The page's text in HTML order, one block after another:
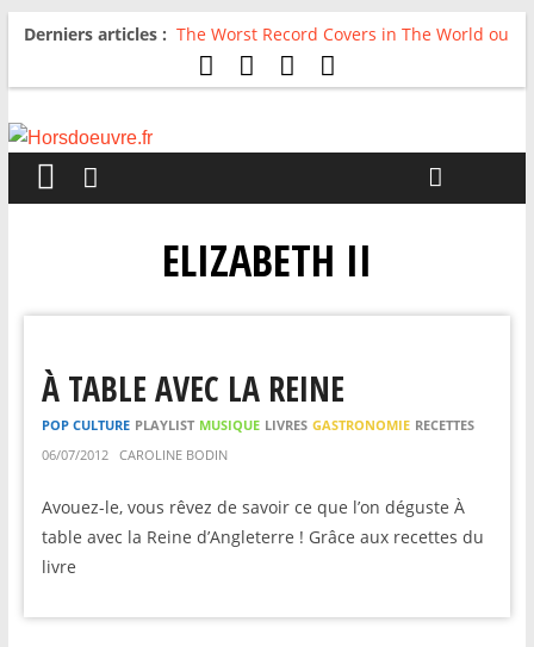
Derniers articles : The Worst Record Covers in The World ou
Comment rire du pire
Avril 2026 : C’est dans les vieux pots
For The First Time, Again : Tyler Ballgame
ELIZABETH II
À TABLE AVEC LA REINE
POP CULTURE PLAYLIST MUSIQUE LIVRES GASTRONOMIE RECETTES
06/07/2012
CAROLINE BODIN
Avouez-le, vous rêvez de savoir ce que l’on déguste À
table avec la Reine d’Angleterre ! Grâce aux recettes du
livre